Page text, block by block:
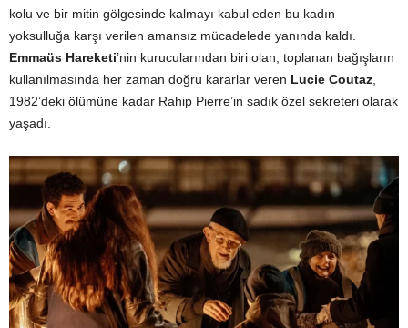
kolu ve bir mitin gölgesinde kalmayı kabul eden bu kadın
yoksulluğa karşı verilen amansız mücadelede yanında kaldı.
Emmaüs Hareketi’nin kurucularından biri olan, toplanan bağışların
kullanılmasında her zaman doğru kararlar veren Lucie Coutaz
1982’deki ölümüne kadar Rahip Pierre’in sadık özel sekreteri olarak
yaşadı.